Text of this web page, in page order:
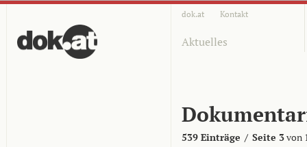
dok.at Kontakt
Aktuelles
539 Einträge / Seite 3von